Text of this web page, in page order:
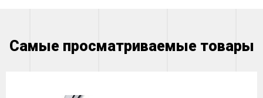
Самые просматриваемые товары